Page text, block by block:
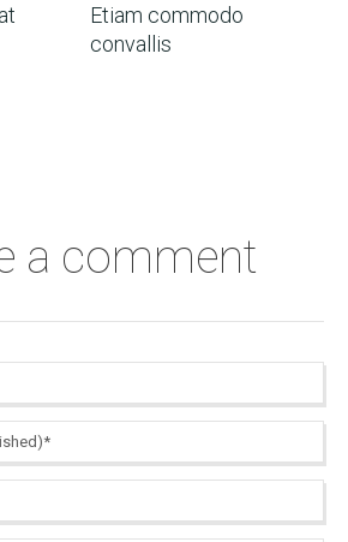
Etiam commodo
convallis
a comment